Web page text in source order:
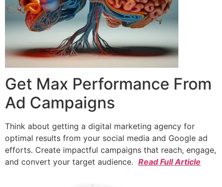
Get Max Performance From
Ad Campaigns
Think about getting a digital marketing agency for
optimal results from your social media and Google ad
efforts. Create impactful campaigns that reach, engage,
and convert your target audience. Read Full Article